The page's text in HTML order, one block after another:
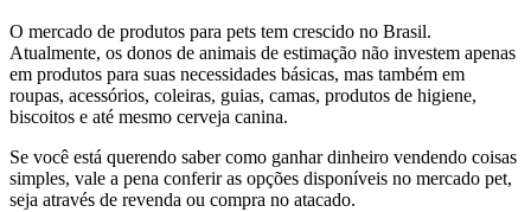
O mercado de produtos para pets tem crescido no Brasil.
Atualmente, os donos de animais de estimação não investem apenas
em produtos para suas necessidades básicas, mas também em
roupas, acessórios, coleiras, guias, camas, produtos de higiene,
biscoitos e até mesmo cerveja canina.
Se você está querendo saber como ganhar dinheiro vendendo coisas
simples, vale a pena conferir as opções disponíveis no mercado pet,
seja através de revenda ou compra no atacado.